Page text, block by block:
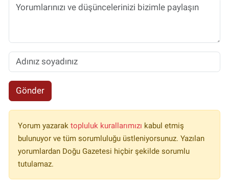
Gönder
Yorum yazarak topluluk kurallarımızı kabul etmiş
bulunuyor ve tüm sorumluluğu üstleniyorsunuz. Yazılan
yorumlardan Doğu Gazetesi hiçbir şekilde sorumlu
tutulamaz.